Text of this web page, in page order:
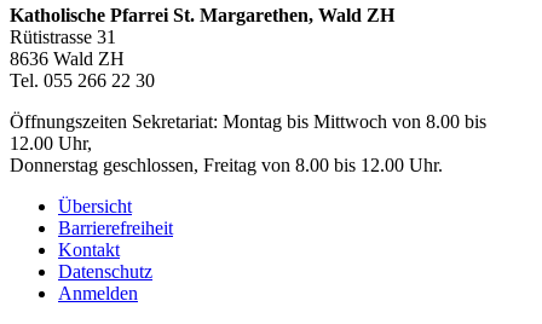
Katholische Pfarrei St. Margarethen, Wald ZH
Rütistrasse 31
8636 Wald ZH
Tel. 055 266 22 30
Öffnungszeiten Sekretariat: Montag bis Mittwoch von 8.00 bis
12.00 Uhr,
Donnerstag geschlossen, Freitag von 8.00 bis 12.00 Uhr.
Übersicht
Barrierefreiheit
Kontakt
Datenschutz
Anmelden